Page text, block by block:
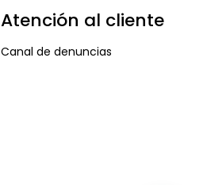
Atención al cliente
Canal de denuncias